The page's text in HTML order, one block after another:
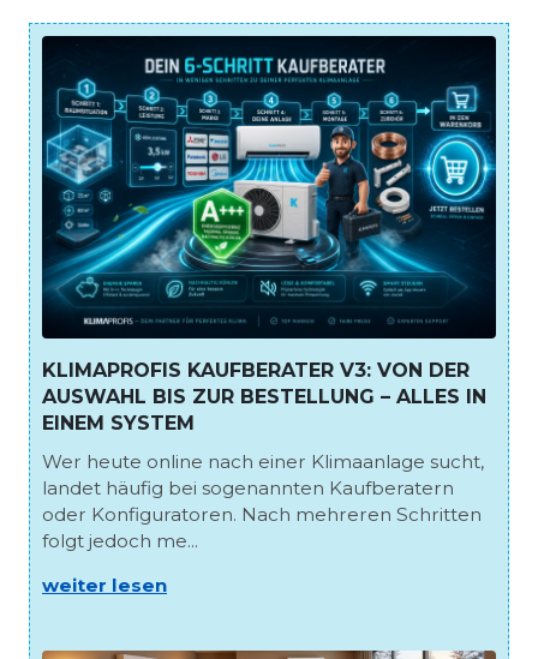
KLIMAPROFIS KAUFBERATER V3: VON DER
AUSWAHL BIS ZUR BESTELLUNG – ALLES IN
EINEM SYSTEM
Wer heute online nach einer Klimaanlage sucht,
landet häufig bei sogenannten Kaufberatern
oder Konfiguratoren. Nach mehreren Schritten
folgt jedoch me...
weiter lesen